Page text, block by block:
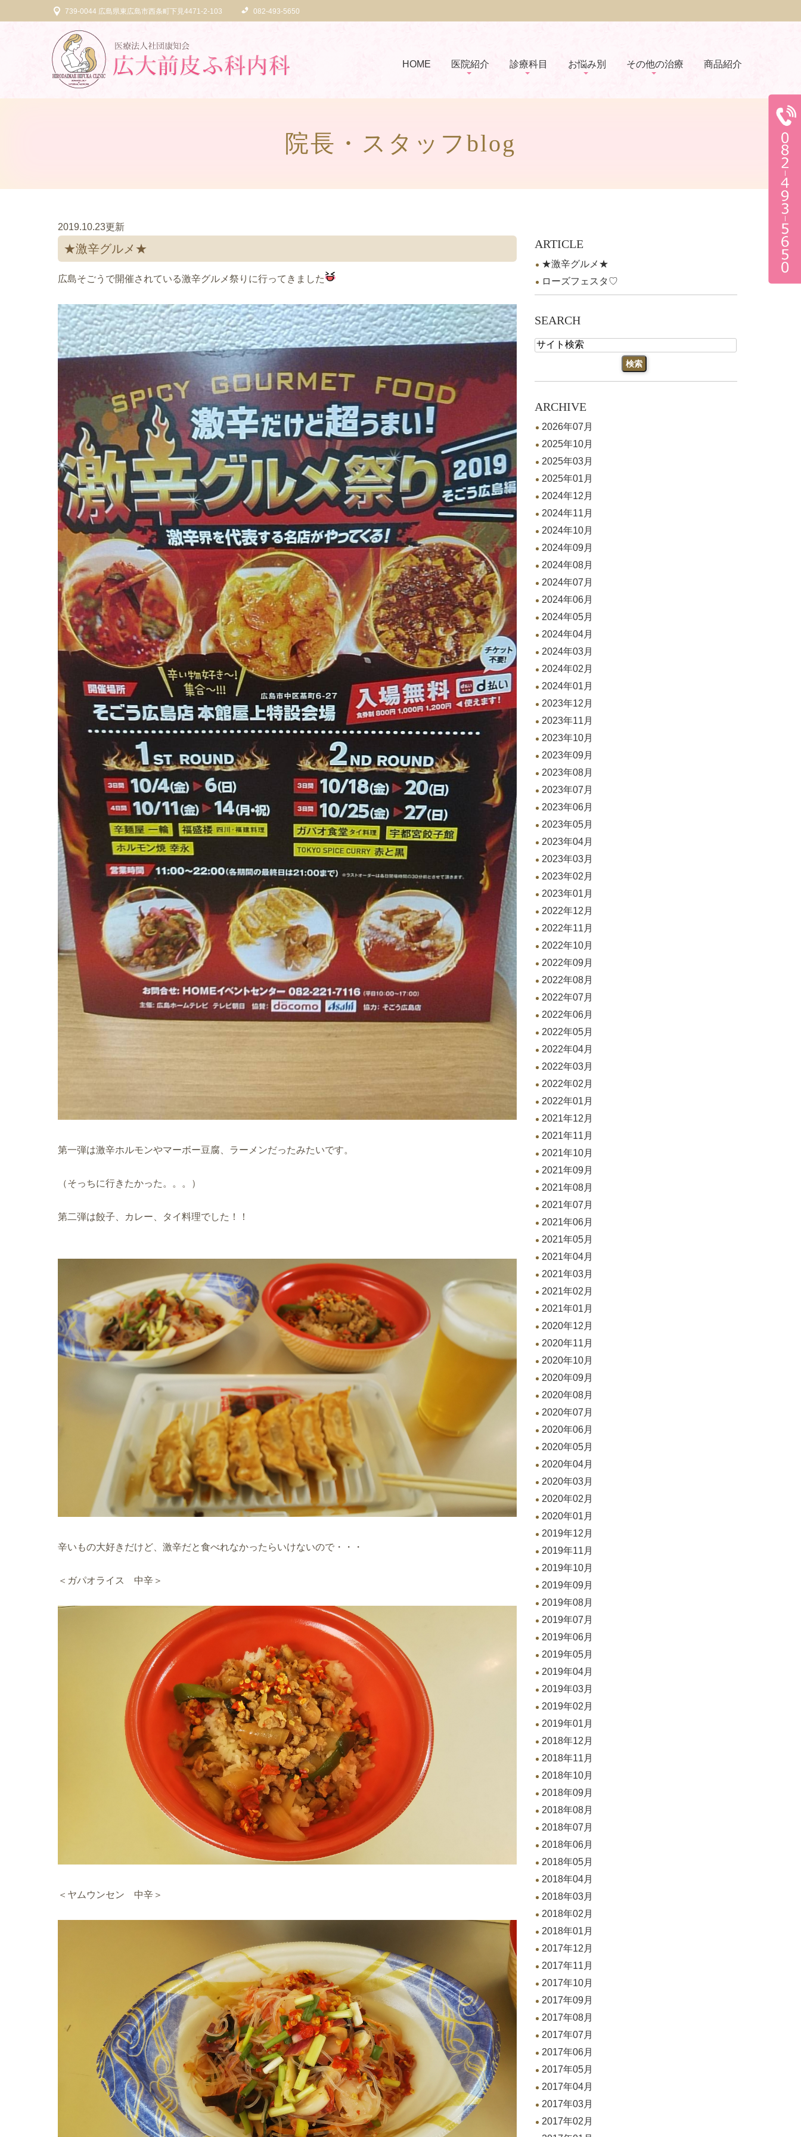
739-0044 広島県東広島市西条町下見4471-2-103 082-493-5650
HOME 医院紹介 診療科目 お悩み別 その他の治療 商品紹介
院長・スタッフblog
2019.10.23更新
★激辛グルメ★
広島そごうで開催されている激辛グルメ祭りに行ってきました
第一弾は激辛ホルモンやマーボー豆腐、ラーメンだったみたいです。
（そっちに行きたかった。。。）
第二弾は餃子、カレー、タイ料理でした！！
辛いもの大好きだけど、激辛だと食べれなかったらいけないので・・・
＜ガパオライス 中辛＞
＜ヤムウンセン 中辛＞
ARTICLE
★激辛グルメ★
ローズフェスタ♡
SEARCH
ARCHIVE
2026年07月
2025年10月
2025年03月
2025年01月
2024年12月
2024年11月
2024年10月
2024年09月
2024年08月
2024年07月
2024年06月
2024年05月
2024年04月
2024年03月
2024年02月
2024年01月
2023年12月
2023年11月
2023年10月
2023年09月
2023年08月
2023年07月
2023年06月
2023年05月
2023年04月
2023年03月
2023年02月
2023年01月
2022年12月
2022年11月
2022年10月
2022年09月
2022年08月
2022年07月
2022年06月
2022年05月
2022年04月
2022年03月
2022年02月
2022年01月
2021年12月
2021年11月
2021年10月
2021年09月
2021年08月
2021年07月
2021年06月
2021年05月
2021年04月
2021年03月
2021年02月
2021年01月
2020年12月
2020年11月
2020年10月
2020年09月
2020年08月
2020年07月
2020年06月
2020年05月
2020年04月
2020年03月
2020年02月
2020年01月
2019年12月
2019年11月
2019年10月
2019年09月
2019年08月
2019年07月
2019年06月
2019年05月
2019年04月
2019年03月
2019年02月
2019年01月
2018年12月
2018年11月
2018年10月
2018年09月
2018年08月
2018年07月
2018年06月
2018年05月
2018年04月
2018年03月
2018年02月
2018年01月
2017年12月
2017年11月
2017年10月
2017年09月
2017年08月
2017年07月
2017年06月
2017年05月
2017年04月
2017年03月
2017年02月